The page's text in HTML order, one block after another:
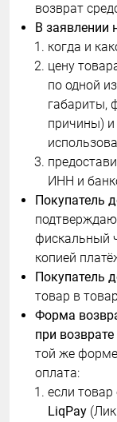
возврат
В заявлении
когда и
цену
по одной
габариты,
причины)
ИНН и
Покупатель
фискальный
копией
Покупатель
товар в
Форма
при
той же
оплата:
если
LiqPay